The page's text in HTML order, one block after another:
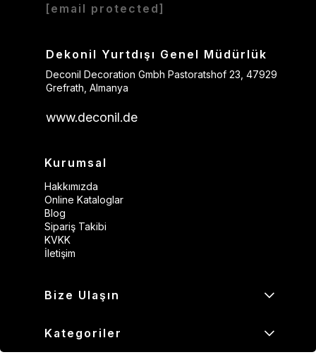
[email protected]
Dekonil Yurtdışı Genel Müdürlük
Deconil Decoration Gmbh Pastoratshof 23, 47929
Grefrath, Almanya
www.deconil.de
Kurumsal
Hakkımızda
Online Kataloglar
Blog
Sipariş Takibi
KVKK
İletişim
Bize Ulaşın
Kategoriler